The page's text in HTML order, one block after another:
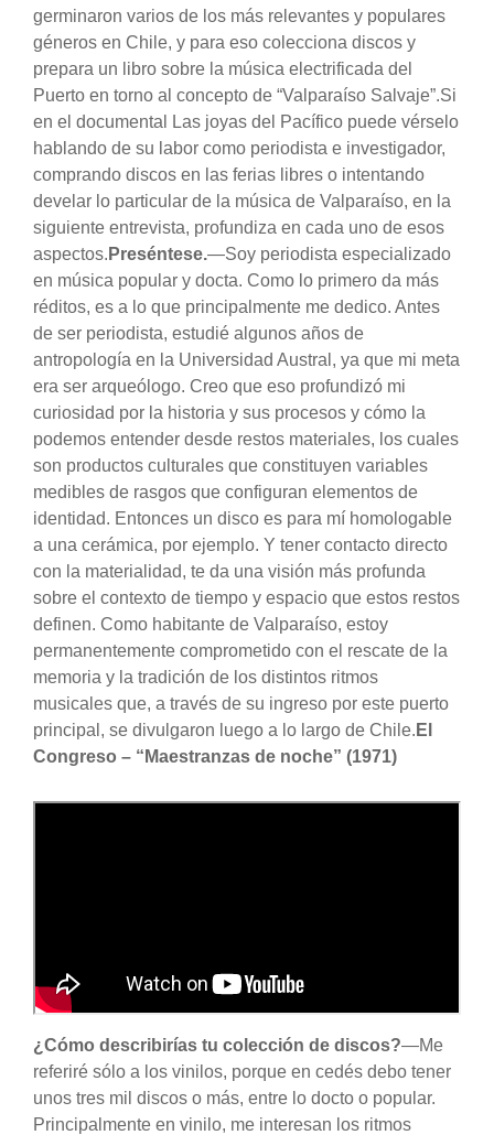
germinaron varios de los más relevantes y populares
géneros en Chile, y para eso colecciona discos y
prepara un libro sobre la música electrificada del
Puerto en torno al concepto de “Valparaíso Salvaje”.Si
en el documental Las joyas del Pacífico puede vérselo
hablando de su labor como periodista e investigador,
comprando discos en las ferias libres o intentando
develar lo particular de la música de Valparaíso, en la
siguiente entrevista, profundiza en cada uno de esos
aspectos. Preséntese.—Soy periodista especializado
en música popular y docta. Como lo primero da más
réditos, es a lo que principalmente me dedico. Antes
de ser periodista, estudié algunos años de
antropología en la Universidad Austral, ya que mi meta
era ser arqueólogo. Creo que eso profundizó mi
curiosidad por la historia y sus procesos y cómo la
podemos entender desde restos materiales, los cuales
son productos culturales que constituyen variables
medibles de rasgos que configuran elementos de
identidad. Entonces un disco es para mí homologable
a una cerámica, por ejemplo. Y tener contacto directo
con la materialidad, te da una visión más profunda
sobre el contexto de tiempo y espacio que estos restos
definen. Como habitante de Valparaíso, estoy
permanentemente comprometido con el rescate de la
memoria y la tradición de los distintos ritmos
musicales que, a través de su ingreso por este puerto
principal, se divulgaron luego a lo largo de Chile. El
Congreso – “Maestranzas de noche” (1971)
¿Cómo describirías tu colección de discos?—Me
referiré sólo a los vinilos, porque en cedés debo tener
unos tres mil discos o más, entre lo docto o popular.
Principalmente en vinilo, me interesan los ritmos